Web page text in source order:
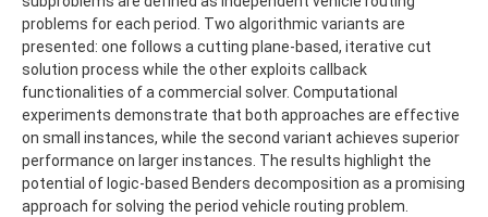
problems for each period. Two algorithmic variants are
presented: one follows a cutting plane-based, iterative cut
solution process while the other exploits callback
functionalities of a commercial solver. Computational
experiments demonstrate that both approaches are effective
on small instances, while the second variant achieves superior
performance on larger instances. The results highlight the
potential of logic-based Benders decomposition as a promising
approach for solving the period vehicle routing problem.